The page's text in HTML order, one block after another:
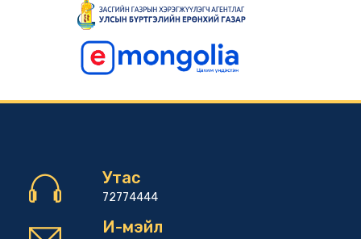
Утас
72774444
И-мэйл